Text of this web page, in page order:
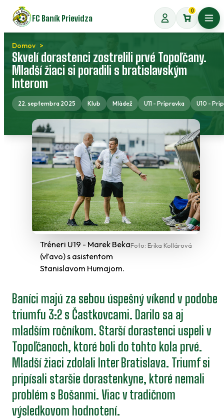
Preskočiť
na
obsah
FC Baník Prievidza
0
Domov
Skvelí dorastenci zostrelili prvé Topoľčany.
Mladší žiaci si poradili s bratislavským
Interom
22. septembra 2025 Klub Mládež U11 - Prípravka U10 -
Tréneri U19 - Marek Beka
(vľavo) s asistentom
Stanislavom Humajom.
Foto: Erika Kollárová
Baníci majú za sebou úspešný víkend v podobe
triumfu 3:2 s Častkovcami. Darilo sa aj
mladším ročníkom. Starší dorastenci uspeli v
Topoľčanoch, ktoré boli do tohto kola prvé.
Mladší žiaci zdolali Inter Bratislava. Triumf si
pripísali staršie dorastenkyne, ktoré nemali
problém s Bošanmi. Viac v tradičnom
výsledkovom hodnotení.